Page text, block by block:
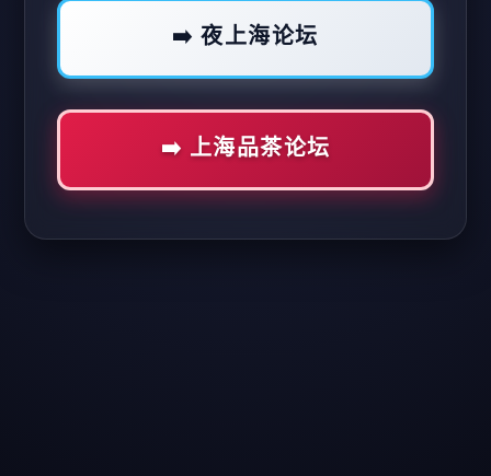
➡️ 夜上海论坛
➡️ 上海品茶论坛